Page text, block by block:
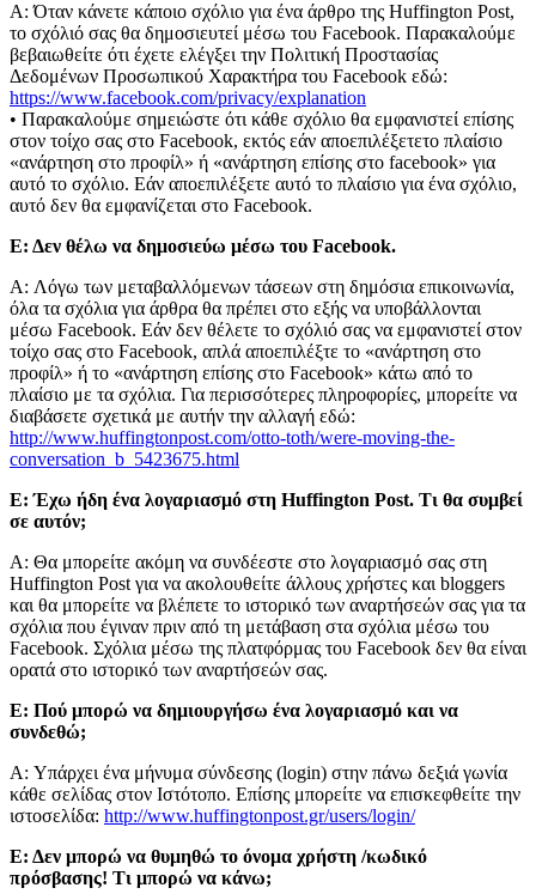
A: Όταν κάνετε κάποιο σχόλιο για ένα άρθρο της Huffington Post,
το σχόλιό σας θα δημοσιευτεί μέσω του Facebook. Παρακαλούμε
βεβαιωθείτε ότι έχετε ελέγξει την Πολιτική Προστασίας
Δεδομένων Προσωπικού Χαρακτήρα του Facebook εδώ:
https://www.facebook.com/privacy/explanation
• Παρακαλούμε σημειώστε ότι κάθε σχόλιο θα εμφανιστεί επίσης
στον τοίχο σας στο Facebook, εκτός εάν αποεπιλέξετετο πλαίσιο
«ανάρτηση στο προφίλ» ή «ανάρτηση επίσης στο facebook» για
αυτό το σχόλιο. Εάν αποεπιλέξετε αυτό το πλαίσιο για ένα σχόλιο,
αυτό δεν θα εμφανίζεται στο Facebook.
Ε: Δεν θέλω να δημοσιεύω μέσω του Facebook.
A: Λόγω των μεταβαλλόμενων τάσεων στη δημόσια επικοινωνία,
όλα τα σχόλια για άρθρα θα πρέπει στο εξής να υποβάλλονται
μέσω Facebook. Εάν δεν θέλετε το σχόλιό σας να εμφανιστεί στον
τοίχο σας στο Facebook, απλά αποεπιλέξτε το «ανάρτηση στο
προφίλ» ή το «ανάρτηση επίσης στο Facebook» κάτω από το
πλαίσιο με τα σχόλια. Για περισσότερες πληροφορίες, μπορείτε να
διαβάσετε σχετικά με αυτήν την αλλαγή εδώ:
http://www.huffingtonpost.com/otto-toth/were-moving-the-
conversation_b_5423675.html
Ε: Έχω ήδη ένα λογαριασμό στη Huffington Post. Τι θα συμβεί
σε αυτόν;
A: Θα μπορείτε ακόμη να συνδέεστε στο λογαριασμό σας στη
Huffington Post για να ακολουθείτε άλλους χρήστες και bloggers
και θα μπορείτε να βλέπετε το ιστορικό των αναρτήσεών σας για τα
σχόλια που έγιναν πριν από τη μετάβαση στα σχόλια μέσω του
Facebook. Σχόλια μέσω της πλατφόρμας του Facebook δεν θα είναι
ορατά στο ιστορικό των αναρτήσεών σας.
Ε: Πού μπορώ να δημιουργήσω ένα λογαριασμό και να
συνδεθώ;
A: Υπάρχει ένα μήνυμα σύνδεσης (login) στην πάνω δεξιά γωνία
κάθε σελίδας στον Ιστότοπο. Επίσης μπορείτε να επισκεφθείτε την
ιστοσελίδα: http://www.huffingtonpost.gr/users/login/
Ε: Δεν μπορώ να θυμηθώ το όνομα χρήστη /κωδικό
πρόσβασης! Τι μπορώ να κάνω;